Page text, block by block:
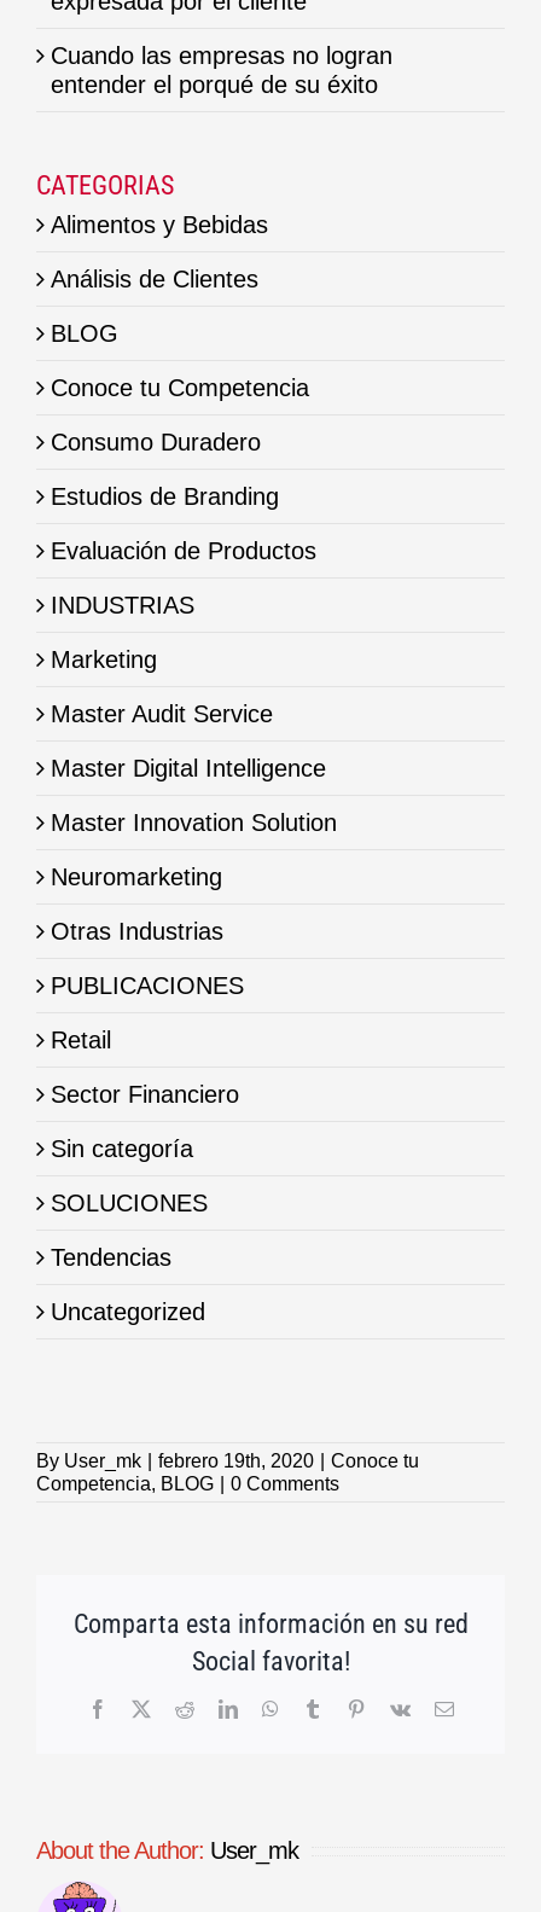
Cuando las empresas no logran
entender el porqué de su éxito
CATEGORIAS
Alimentos y Bebidas
Análisis de Clientes
BLOG
Conoce tu Competencia
Consumo Duradero
Estudios de Branding
Evaluación de Productos
INDUSTRIAS
Marketing
Master Audit Service
Master Digital Intelligence
Master Innovation Solution
Neuromarketing
Otras Industrias
PUBLICACIONES
Retail
Sector Financiero
Sin categoría
SOLUCIONES
Tendencias
Uncategorized
By User_mk febrero 19th, 2020
Conoce tu
Competencia, BLOG 0 Comments
Comparta esta información en su red
Social favorita!
Facebook
X RedditLinkedInWhatsApp
TumblrPinterest
Vk Email
About the Author: User_mk